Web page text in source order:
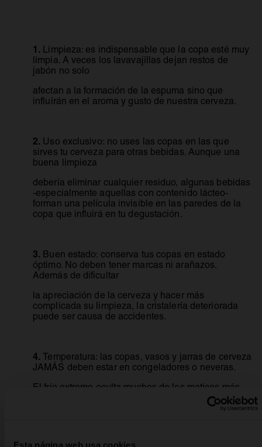
Esta página web usa cookies
1. Limpieza: es indispensable que la copa esté muy
limpia. A veces los lavavajillas dejan restos de
jabón no solo
afectan a la formación de la espuma sino que
influirán en el aroma y gusto de nuestra cerveza.
2. Uso exclusivo: no uses las copas en las que
sirves tu cerveza para otras bebidas. Aunque una
buena limpieza
debería eliminar cualquier residuo, algunas bebidas
-especialmente aquellas con contenido lácteo-
forman una película invisible en las paredes de la
copa que influirá en tu degustación.
3. Buen estado: conserva tus copas en estado
óptimo. No deben tener marcas ni arañazos.
Además de dificultar
la apreciación de la cerveza y hacer más
complicada su limpieza, la cristalería deteriorada
puede ser causa de accidentes.
4.Temperatura: las copas, vasos y jarras de cerveza
JAMÁS deben estar en congeladores o neveras.
El frío extremo oculta muchos de los matices más